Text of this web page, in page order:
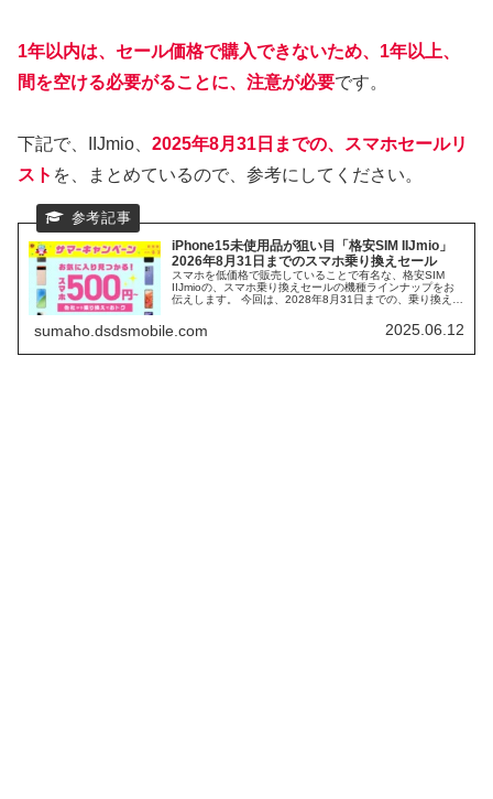
1年以内は、セール価格で購入できないため、1年以上、
間を空ける必要がることに、注意が必要です。
下記で、IIJmio、 2025年8月31日までの、スマホセールリ
スト を、まとめているので、参考にしてください。
iPhone15未使用品が狙い目「格安SIM IIJmio」
2026年8月31日までのスマホ乗り換えセール
スマホを低価格で販売していることで有名な、格安SIM
IIJmioの、スマホ乗り換えセールの機種ラインナップをお
伝えします。 今回は、2028年8月31日までの、乗り換えセ
では、一括価格又は、分割払いでの購入になるので、2年
後の返却が不要で、お勧めの格安SIMになります。
sumaho.dsdsmobile.com 2025.06.12